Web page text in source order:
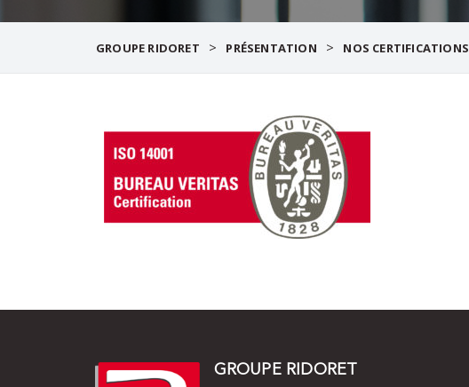
GROUPE RIDORET > PRÉSENTATION > NOS CERTIFICATIONS
GROUPE RIDORET